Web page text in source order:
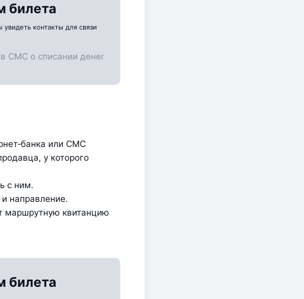
билета
контакты для связи
или СМС
у которого
с ним.
направление.
маршрутную квитанцию
билета